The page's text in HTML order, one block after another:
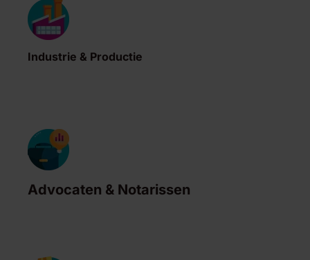
Industrie & Productie
Advocaten & Notarissen